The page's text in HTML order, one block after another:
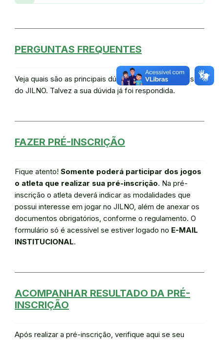
PERGUNTAS FREQUENTES
Veja quais são as principais dúvidas dos participantes
do JILNO. Talvez a sua dúvida já foi respondida.
FAZER PRÉ-INSCRIÇÃO
Fique atento! Somente poderá participar dos jogos
o atleta que realizar sua pré-inscrição. Na pré-
inscrição o atleta deverá indicar as modalidades que
possui interesse em jogar no JILNO, além de anexar os
documentos obrigatórios, conforme o regulamento. O
formulário só é acessível se estiver logado no E-MAIL
INSTITUCIONAL.
ACOMPANHAR RESULTADO DA PRÉ-
INSCRIÇÃO
Após realizar a pré-inscrição, verifique aqui se seu